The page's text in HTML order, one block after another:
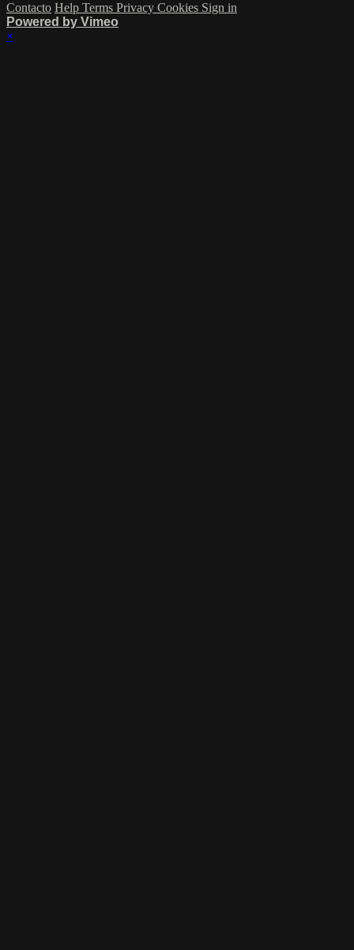
Contacto Help Terms Privacy Cookies Sign in
Powered by Vimeo
×